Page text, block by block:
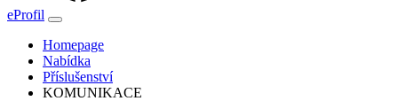
eProfil
Homepage
Nabídka
Příslušenství
KOMUNIKACE